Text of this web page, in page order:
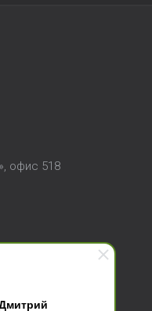
офис 518